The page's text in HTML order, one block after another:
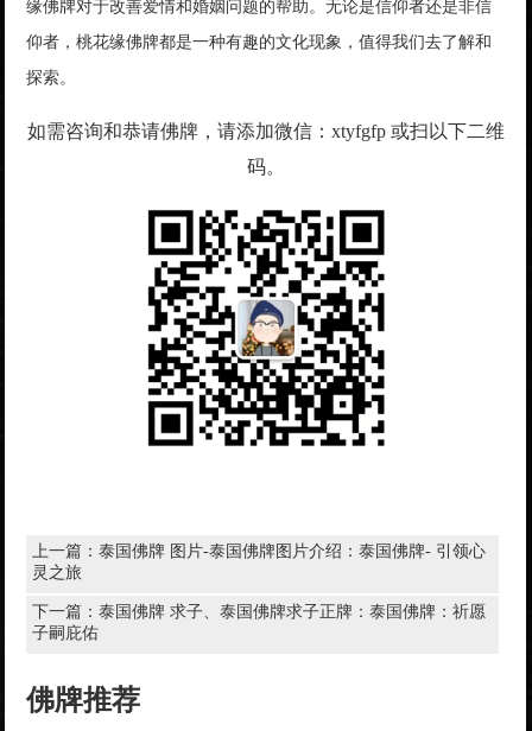
缘佛牌对于改善爱情和婚姻问题的帮助。无论是信仰者还是非信
仰者，桃花缘佛牌都是一种有趣的文化现象，值得我们去了解和
探索。
如需咨询和恭请佛牌，请添加微信：xtyfgfp 或扫以下二维
码。
上一篇：泰国佛牌 图片-泰国佛牌图片介绍：泰国佛牌- 引领心
灵之旅
下一篇：泰国佛牌 求子、泰国佛牌求子正牌：泰国佛牌：祈愿
子嗣庇佑
佛牌推荐